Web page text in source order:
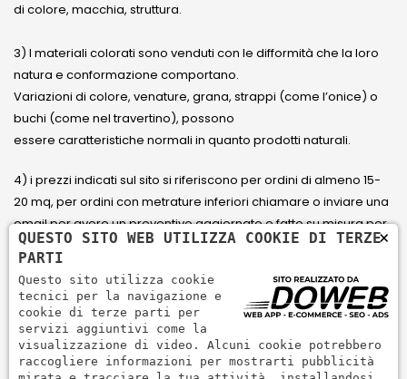
di colore, macchia, struttura.
3) I materiali colorati sono venduti con le difformità che la loro
natura e conformazione comportano.
Variazioni di colore, venature, grana, strappi (come l’onice) o
buchi (come nel travertino), possono
essere caratteristiche normali in quanto prodotti naturali.
4) i prezzi indicati sul sito si riferiscono per ordini di almeno 15-
20 mq, per ordini con metrature inferiori chiamare o inviare una
email per avere un preventivo aggiornato e fatto su misura per
il cliente.
5) Paga con Carta di credito Visa, Visa Electron, Maestro,
Mastercard tramite il circuito PayPal. PayPal serve per pagare,
inviare denaro e accettare pagamenti in modo rapido,
semplice e sicuro.
×
QUESTO SITO WEB UTILIZZA COOKIE DI TERZE
PARTI
Questo sito utilizza cookie
tecnici per la navigazione e
cookie di terze parti per
servizi aggiuntivi come la
visualizzazione di video. Alcuni cookie potrebbero
raccogliere informazioni per mostrarti pubblicità